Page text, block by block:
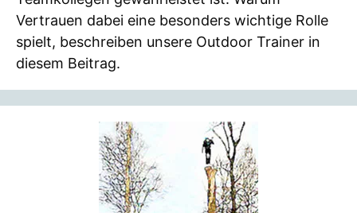
Vertrauen dabei eine besonders wichtige Rolle
spielt, beschreiben unsere Outdoor Trainer in
diesem Beitrag.